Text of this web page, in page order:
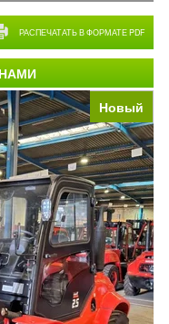
Новый
РАСПЕЧАТАТЬ В ФОРМАТЕ PDF